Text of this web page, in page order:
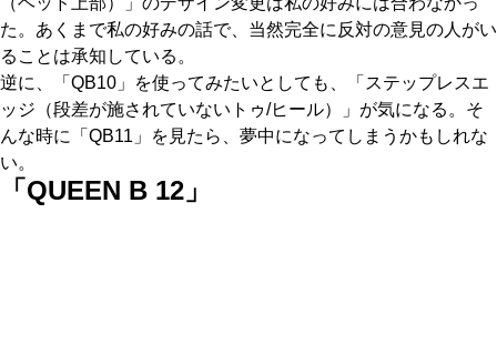
た。あくまで私の好みの話で、当然完全に反対の意見の人がい
ることは承知している。
逆に、「QB10」を使ってみたいとしても、「ステップレスエ
ッジ（段差が施されていないトゥ/ヒール）」が気になる。そ
んな時に「QB11」を見たら、夢中になってしまうかもしれな
い。
「QUEEN B 12」